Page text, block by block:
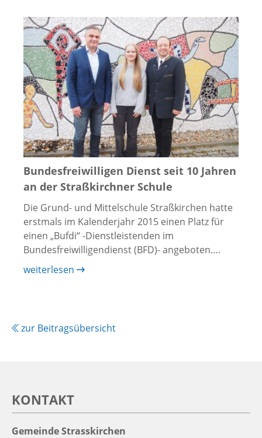
Bundesfreiwilligen Dienst seit 10 Jahren
an der Straßkirchner Schule
Die Grund- und Mittelschule Straßkirchen hatte
erstmals im Kalenderjahr 2015 einen Platz für
einen „Bufdi“ -Dienstleistenden im
Bundesfreiwilligendienst (BFD)- angeboten….
weiterlesen
zur Beitragsübersicht
KONTAKT
Gemeinde Strasskirchen